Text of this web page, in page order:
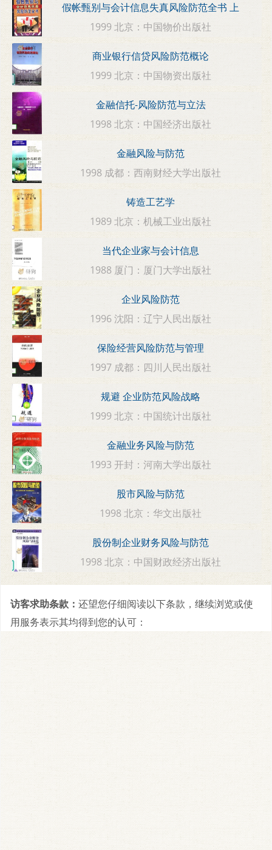
假帐甄别与会计信息失真风险防范全书 上
1999 北京：中国物价出版社
商业银行信贷风险防范概论
1999 北京：中国物资出版社
金融信托-风险防范与立法
1998 北京：中国经济出版社
金融风险与防范
1998 成都：西南财经大学出版社
铸造工艺学
1989 北京：机械工业出版社
当代企业家与会计信息
1988 厦门：厦门大学出版社
企业风险防范
1996 沈阳：辽宁人民出版社
保险经营风险防范与管理
1997 成都：四川人民出版社
规避 企业防范风险战略
1999 北京：中国统计出版社
金融业务风险与防范
1993 开封：河南大学出版社
股市风险与防范
1998 北京：华文出版社
股份制企业财务风险与防范
1998 北京：中国财政经济出版社
访客求助条款： 还望您仔细阅读以下条款，继续浏览或使
用服务表示其均得到您的认可：